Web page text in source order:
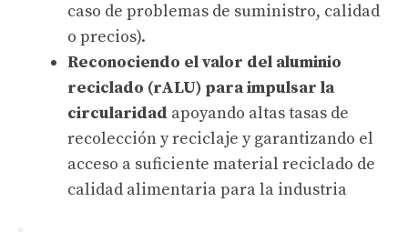
caso de problemas de suministro, calidad
o precios).
Reconociendo el valor del aluminio
reciclado (rALU) para impulsar la
circularidad apoyando altas tasas de
recolección y reciclaje y garantizando el
acceso a suficiente material reciclado de
calidad alimentaria para la industria